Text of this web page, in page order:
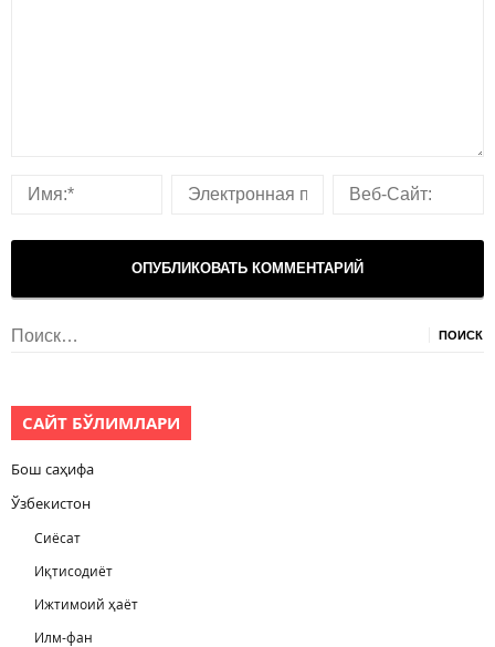
Найти:
САЙТ БЎЛИМЛАРИ
Бош саҳифа
Ўзбекистон
Сиёсат
Иқтисодиёт
Ижтимоий ҳаёт
Илм-фан